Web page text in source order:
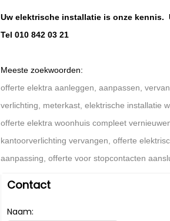
Uw elektrische installatie is onze kennis.
Tel 010 842 03 21
Meeste zoekwoorden:
offerte elektra aanleggen, aanpassen,
verlichting, meterkast, elektrische installatie
offerte elektra woonhuis compleet
kantoorverlichting vervangen, offerte
aanpassing, offerte voor stopcontacten
Contact
Naam: